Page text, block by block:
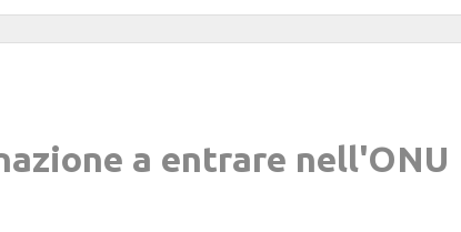
a entrare nell'ONU